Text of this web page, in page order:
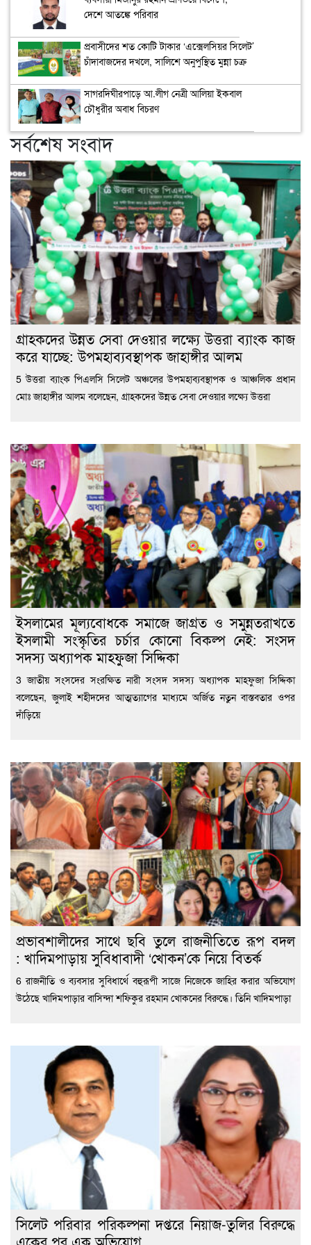
দেশে আতঙ্কে পরিবার
প্রবাসীদের শত কোটি টাকার ‘এক্সেলসিয়র সিলেট’
চাঁদাবাজদের দখলে, সালিশে অনুপুস্থিত মুন্না চক্র
সাগরদিঘীরপাড়ে আ.লীগ নেত্রী আলিয়া ইকবাল
চৌধুরীর অবাধ বিচরণ
সর্বশেষ সংবাদ
গ্রাহকদের উন্নত সেবা দেওয়ার লক্ষ্যে উত্তরা ব্যাংক কাজ
করে যাচ্ছে: উপমহাব্যবস্থাপক জাহাঙ্গীর আলম
5 উত্তরা ব্যাংক পিএলসি সিলেট অঞ্চলের উপমহাব্যবস্থাপক ও আঞ্চলিক প্রধান
মোঃ জাহাঙ্গীর আলম বলেছেন, গ্রাহকদের উন্নত সেবা দেওয়ার লক্ষ্যে উত্তরা
ইসলামের মূল্যবোধকে সমাজে জাগ্রত ও সমুন্নতরাখতে
ইসলামী সংস্কৃতির চর্চার কোনো বিকল্প নেই: সংসদ
সদস্য অধ্যাপক মাহফুজা সিদ্দিকা
3 জাতীয় সংসদের সংরক্ষিত নারী সংসদ সদস্য অধ্যাপক মাহফুজা সিদ্দিকা
বলেছেন, জুলাই শহীদদের আত্মত্যাগের মাধ্যমে অর্জিত নতুন বাস্তবতার ওপর
দাঁড়িয়ে
প্রভাবশালীদের সাথে ছবি তুলে রাজনীতিতে রূপ বদল
: খাদিমপাড়ায় সুবিধাবাদী ‘খোকন’কে নিয়ে বিতর্ক
6 রাজনীতি ও ব্যবসার সুবিধার্থে বহুরূপী সাজে নিজেকে জাহির করার অভিযোগ
উঠেছে খাদিমপাড়ার বাসিন্দা শফিকুর রহমান খোকনের বিরুদ্ধে। তিনি খাদিমপাড়া
সিলেট পরিবার পরিকল্পনা দপ্তরে নিয়াজ-তুলির বিরুদ্ধে